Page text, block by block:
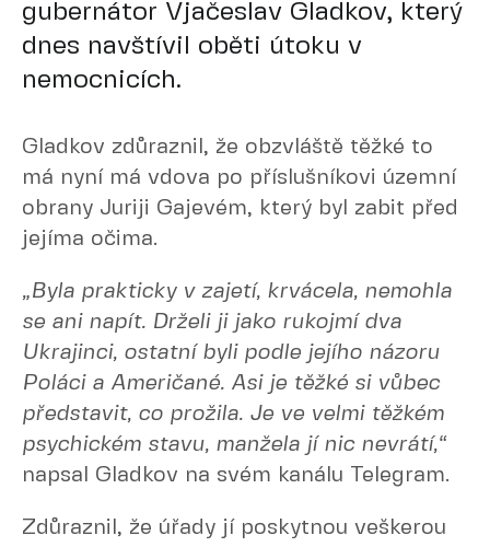
gubernátor Vjačeslav Gladkov, který
dnes navštívil oběti útoku v
nemocnicích.
Gladkov zdůraznil, že obzvláště těžké to
má nyní má vdova po příslušníkovi územní
obrany Juriji Gajevém, který byl zabit před
jejíma očima.
„Byla prakticky v zajetí, krvácela, nemohla
se ani napít. Drželi ji jako rukojmí dva
Ukrajinci, ostatní byli podle jejího názoru
Poláci a Američané. Asi je těžké si vůbec
představit, co prožila. Je ve velmi těžkém
psychickém stavu, manžela jí nic nevrátí,“
napsal Gladkov na svém kanálu Telegram.
Zdůraznil, že úřady jí poskytnou veškerou